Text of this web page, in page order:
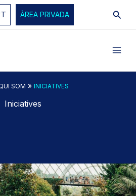
ÀREA PRIVADA
SOM » INICIATIVES
Iniciatives